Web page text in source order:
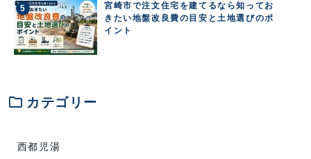
宮崎市で注文住宅を建てるなら知ってお
きたい地盤改良費の目安と土地選びのポ
イント
folder カテゴリー
西都児湯